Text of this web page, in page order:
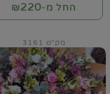
החל מ-₪220
מק"ט 3161